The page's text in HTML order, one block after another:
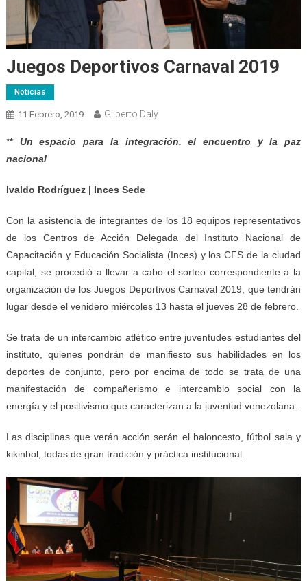
Juegos Deportivos Carnaval 2019
Noticias
11 Febrero, 2019 Gilberto Daly
** Un espacio para la integración, el encuentro y la paz
nacional
Ivaldo Rodríguez | Inces Sede
Con la asistencia de integrantes de los 18 equipos representativos
de los Centros de Acción Delegada del Instituto Nacional de
Capacitación y Educación Socialista (Inces) y los CFS de la ciudad
capital, se procedió a llevar a cabo el sorteo correspondiente a la
organización de los Juegos Deportivos Carnaval 2019, que tendrán
lugar desde el venidero miércoles 13 hasta el jueves 28 de febrero.
Se trata de un intercambio atlético entre juventudes estudiantes del
instituto, quienes pondrán de manifiesto sus habilidades en los
deportes de conjunto, pero por encima de todo se trata de una
manifestación de compañerismo e intercambio social con la
energía y el positivismo que caracterizan a la juventud venezolana.
Las disciplinas que verán acción serán el baloncesto, fútbol sala y
kikinbol, todas de gran tradición y práctica institucional.